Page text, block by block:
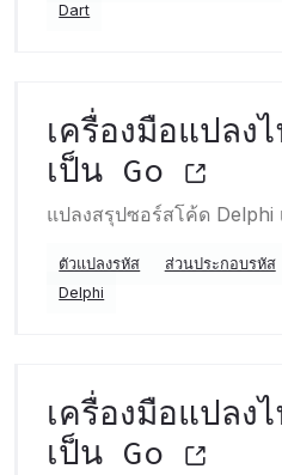
Dart
เครื่องมือแปล
เป็น Go
แปลงสรุปซอร์สโค้ด Delphi
ตัวแปลงรหัส ส่วนประกอบรหัส
Delphi
เครื่องมือแป
เป็น Go